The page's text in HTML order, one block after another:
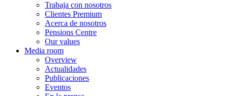
Trabaja con nosotros
Clientes Premium
Acerca de nosotros
Pensions Centre
Our values
Media room
Overview
Actualidades
Publicaciones
Eventos